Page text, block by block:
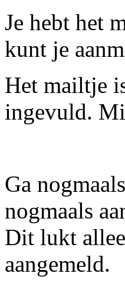
Je hebt het
kunt je
Het mailtje
ingevuld.
Ga
nogmaals
Dit lukt
aangemeld.